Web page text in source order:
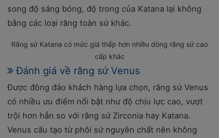
song độ sáng bóng, độ trong của Katana lại không
bằng các loại răng toàn sứ khác.
Răng sứ Katana có mức giá thấp hơn nhiều dòng răng sứ cao
cấp khác
Đánh giá về răng sứ Venus
Được đông đảo khách hàng lựa chọn, răng sứ Venus
có nhiều ưu điểm nổi bật như độ chịu lực cao, vượt
trội hơn hẳn so với răng sứ Zirconia hay Katana.
Venus cấu tạo từ phôi sứ nguyên chất nên không